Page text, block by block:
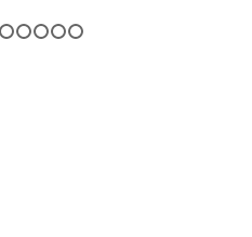
1 2